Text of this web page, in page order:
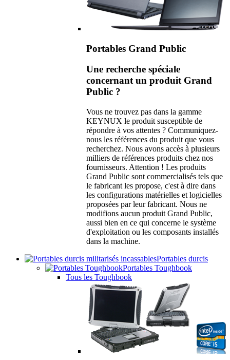
Portables Grand Public
Une recherche spéciale
concernant un produit Grand
Public ?
Vous ne trouvez pas dans la gamme
KEYNUX le produit susceptible de
répondre à vos attentes ? Communiquez-
nous les références du produit que vous
recherchez. Nous avons accès à plusieurs
milliers de références produits chez nos
fournisseurs. Attention ! Les produits
Grand Public sont commercialisés tels que
le fabricant les propose, c'est à dire dans
les configurations matérielles et logicielles
proposées par leur fabricant. Nous ne
modifions aucun produit Grand Public,
aussi bien en ce qui concerne le système
d'exploitation ou les composants installés
dans la machine.
Portables durcis
Portables Toughbook
Tous les Toughbook